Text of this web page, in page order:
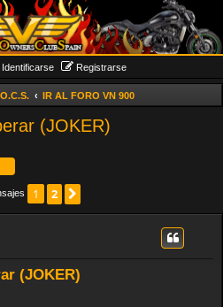
Identificarse Registrarse
IR AL FORO VN 900
(JOKER)
1 2
(JOKER)